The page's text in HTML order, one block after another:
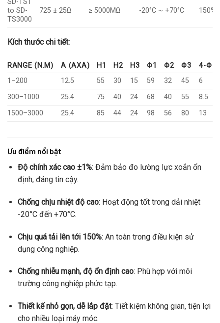
SD-TS1
to SD-
TS3000
725 ± 25Ω ≥ 5000MΩ -20°C ~ +70°C 150%
Kích thước chi tiết:
RANGE (N.M) A (AXA) H1 H2 H3 Φ1 Φ2 Φ3
4-Φ
1–200
12.5 55 30 15 59 32 45
6
300–1000
25.4 75 40 24 68 40 55
8.5
1500–3000
25.4 85 44 24 98 56 80 13
Ưu điểm nổi bật
Độ chính xác cao ±1%: Đảm bảo đo lường lực xoắn ổn
định, đáng tin cậy.
Chống chịu nhiệt độ cao: Hoạt động tốt trong dải nhiệt
-20°C đến +70°C.
Chịu quá tải lên tới 150%: An toàn trong điều kiện sử
dụng công nghiệp.
Chống nhiễu mạnh, độ ổn định cao: Phù hợp với môi
trường công nghiệp phức tạp.
Thiết kế nhỏ gọn, dễ lắp đặt: Tiết kiệm không gian, tiện lợi
cho nhiều loại máy móc.